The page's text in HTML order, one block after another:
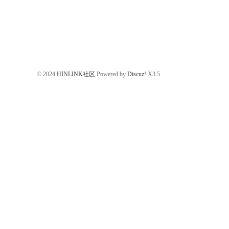
© 2024 HINLINK社区 Powered by Discuz! X3.5